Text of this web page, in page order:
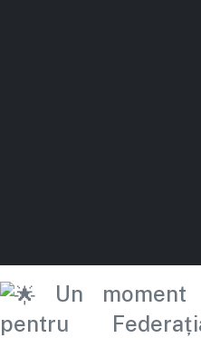
Un moment
pentru